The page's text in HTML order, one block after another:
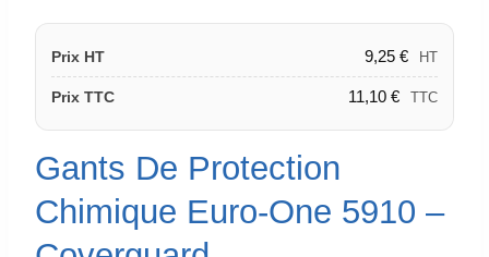
Prix HT 9,25 € HT
Prix TTC 11,10 € TTC
Gants De Protection
Chimique Euro-One 5910 –